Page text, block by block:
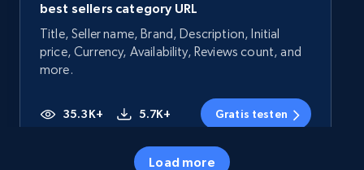
best sellers category URL
Title, Seller name, Brand, Description, Initial
price, Currency, Availability, Reviews count, and
more.
35.3K+ 5.7K+ Gratis testen
Load more